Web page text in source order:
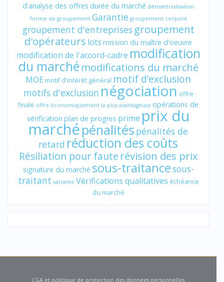
d'analyse des offres durée du marché dématérialisation
forme de groupement Garantie groupement conjoint
groupement d'entreprises groupement
d'opérateurs lots mission du maître d'oeuvre
modification de l'accord-cadre modification
du marché modifications du marché
MOE motif d'intérêt général motif d’exclusion
motifs d'exclusion négociation offre
finale offre économiquement la plus avantageuse opérations de
vérification plan de progres prime prix du
marchépénalités pénalités de
retard réduction des coûts
Résiliation pour faute révision des prix
signature du marché sous-traitancesous-
traitant variante Vérifications qualitatives échéance
du marché
CGA et politique de protection des données personnelles